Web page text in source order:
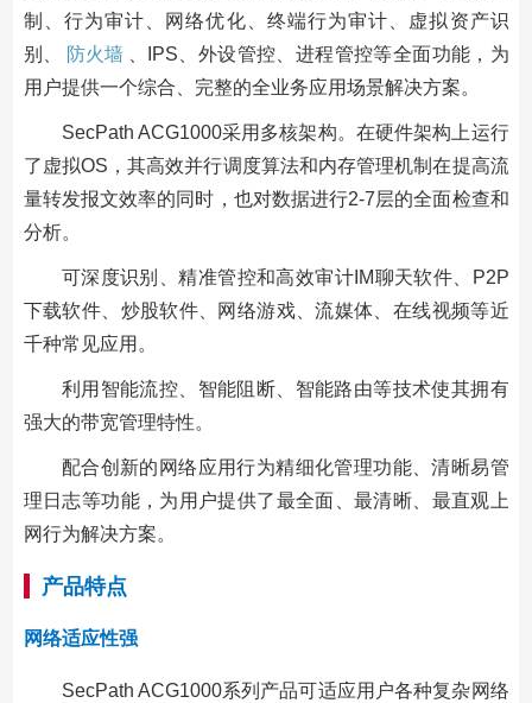
制、行为审计、网络优化、终端行为审计、虚拟资产识
别、
防火墙
、IPS、外设管控、进程管控等全面功能，为
用户提供一个综合、完整的全业务应用场景解决方案。
SecPath ACG1000采用多核架构。在硬件架构上运行
了虚拟OS，其高效并行调度算法和内存管理机制在提高流
量转发报文效率的同时，也对数据进行2-7层的全面检查和
分析。
可深度识别、精准管控和高效审计IM聊天软件、P2P
下载软件、炒股软件、网络游戏、流媒体、在线视频等近
千种常见应用。
利用智能流控、智能阻断、智能路由等技术使其拥有
强大的带宽管理特性。
配合创新的网络应用行为精细化管理功能、清晰易管
理日志等功能，为用户提供了最全面、最清晰、最直观上
网行为解决方案。
产品特点
网络适应性强
SecPath ACG1000系列产品可适应用户各种复杂网络